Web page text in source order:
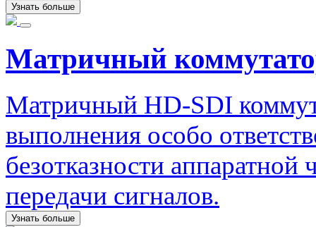
Узнать больше
Матричный
Матричный HD-SDI
выполнения особо
безотказности аппаратной
передачи сигналов.
Узнать больше